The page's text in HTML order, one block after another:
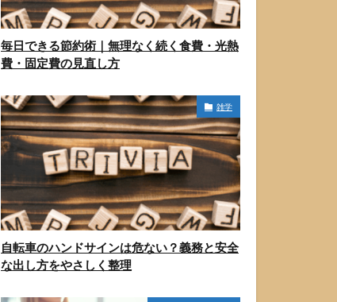
毎日できる節約術｜無理なく続く食費・光熱
費・固定費の見直し方
雑学
自転車のハンドサインは危ない？義務と安全
な出し方をやさしく整理